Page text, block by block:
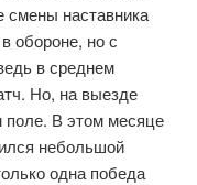
смены наставника
обороне, но с
в среднем
Но, на выезде
В этом месяце
небольшой
одна победа